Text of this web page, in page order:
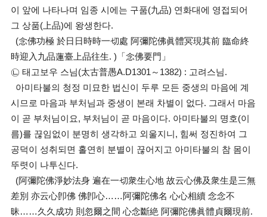
이 앞에 나타나며 임종 시에는 구품(九品) 연화대에 영접되어
그 상품(上品)에 왕생한다.
(念佛功極 於日日時時一切處 阿彌陀佛眞體冥現其前 臨命終
時迎入九品蓮臺上品往生. )「念佛要門」
㉡ 태고보우 스님(太古普愚A.D1301～1382) : 고려스님.
아미타불의 청정 미묘한 법신이 두루 모든 중생의 마음에 계
시므로 마음과 부처님과 중생이 본래 차별이 없다. 그래서 마음
이 곧 부처님이요, 부처님이 곧 마음이다. 아미타불의 명호(이
름)를 끊임없이 분명히 생각하고 외울지니, 힘써 정진하여 그
공덕이 성취되면 홀연히 분별이 끊어지고 아미타불의 참 몸이
뚜렷이 나투신다.
(阿彌陀佛淨妙法身 遍在一切衆生心地 故云心佛及衆生是三無
差別 亦云心卽佛 佛卽心……阿彌陀佛名 心心相續 念念不
昧……久久成功 則忽爾之間 心念斷絶 阿彌陀佛眞體貞爾現前.